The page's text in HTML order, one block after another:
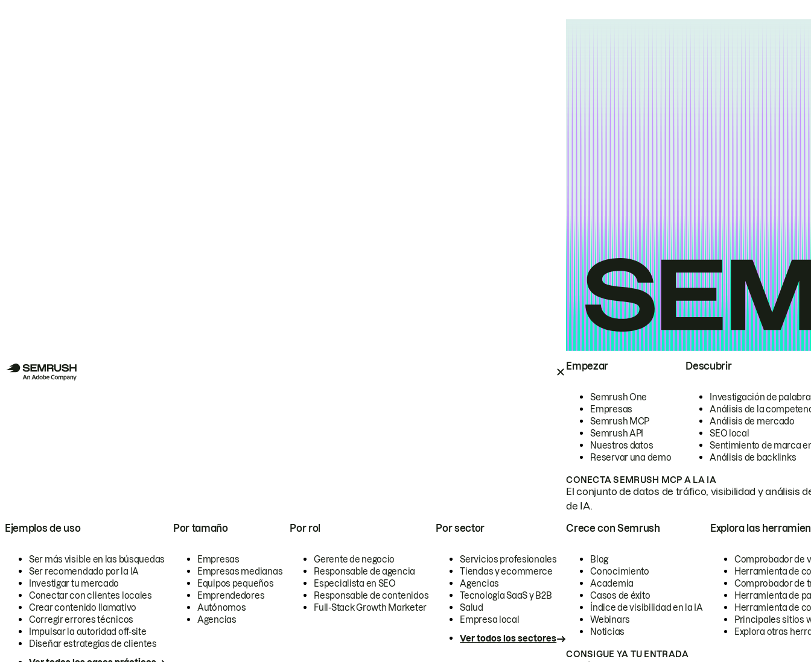
Empezar
Semrush One
Empresas
Semrush MCP
Semrush API
Nuestros datos
Reservar una demo
Descubrir
Investigación de
Análisis de la
Análisis de mercado
SEO local
Sentimiento de marca
Análisis de backlinks
CONECTA SEMRUSH MCP A LA IA
El conjunto de datos de tráfico, visibilidad y análisis
de IA.
Ejemplos de uso
Ser más visible en las búsquedas
Ser recomendado por la IA
Investigar tu mercado
Conectar con clientes locales
Crear contenido llamativo
Corregir errores técnicos
Impulsar la autoridad off-site
Diseñar estrategias de clientes
Por tamaño
Empresas
Empresas medianas
Equipos pequeños
Emprendedores
Autónomos
Agencias
Por rol
Gerente de negocio
Responsable de agencia
Especialista en SEO
Responsable de contenidos
Full-Stack Growth Marketer
Por sector
Servicios profesionales
Tiendas y ecommerce
Agencias
Tecnología SaaS y B2B
Salud
Empresa local
Ver todos los sectores
Crece con Semrush
Blog
Conocimiento
Academia
Casos de éxito
Índice de visibilidad en la IA
Webinars
Noticias
Explora las
Comprobador de
Herramienta de
Comprobador de
Herramienta de
Herramienta de
Principales sitios
Explora otras
CONSIGUE YA TU ENTRADA